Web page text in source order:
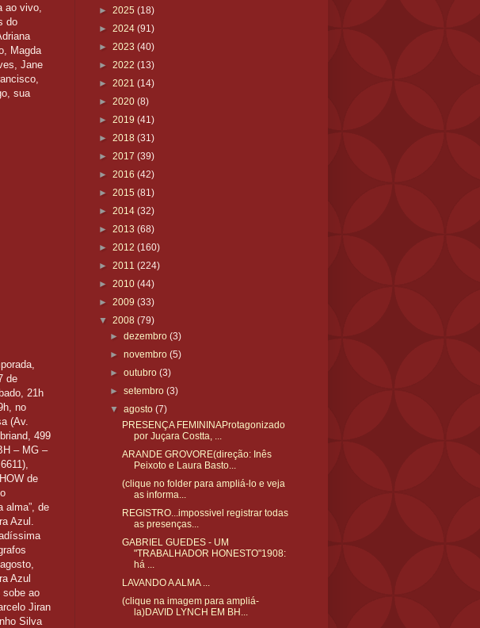
ao vivo,
do
Magda
Jane
sua
de
21h
no
(Av.
499
– MG –
de
alma”, de
Azul.
Azul
sobe ao
Jiran
Silva
► 2025 (18)
► 2024 (91)
► 2023 (40)
► 2022 (13)
► 2021 (14)
► 2020 (8)
► 2019 (41)
► 2018 (31)
► 2017 (39)
► 2016 (42)
► 2015 (81)
► 2014 (32)
► 2013 (68)
► 2012 (160)
► 2011 (224)
► 2010 (44)
► 2009 (33)
▼ 2008 (79)
►dezembro(3)
►novembro(5)
►outubro(3)
►setembro(3)
▼agosto(7)
PRESENÇA FEMININAProtagonizado
por Juçara Costta, ...
ARANDE GROVORE(direção: Inês
Peixoto e Laura Basto...
(clique no folder para ampliá-lo e veja
as informa...
REGISTRO...impossivel registrar todas
as presenças...
GABRIEL GUEDES - UM
"TRABALHADOR HONESTO"1908:
há ...
LAVANDO A ALMA ...
(clique na imagem para ampliá-
la)DAVID LYNCH EM BH...